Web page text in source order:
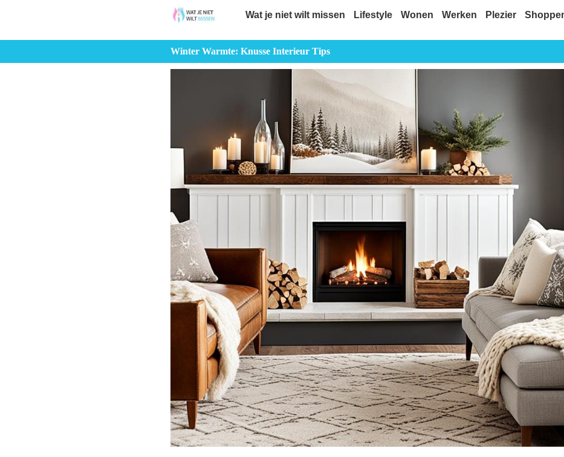
Wat je niet wilt missen Lifestyle Wonen Werken Plezier
Winter Warmte: Knusse Interieur Tips